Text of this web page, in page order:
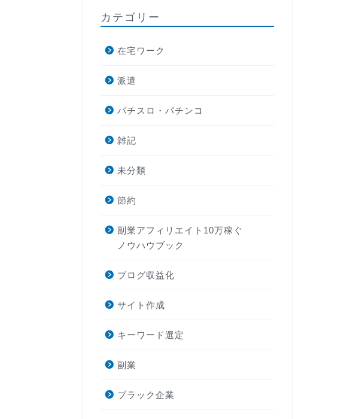
カテゴリー
在宅ワーク
派遣
パチスロ・パチンコ
雑記
未分類
節約
副業アフィリエイト10万稼ぐ
ノウハウブック
ブログ収益化
サイト作成
キーワード選定
副業
ブラック企業